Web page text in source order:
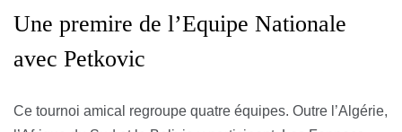
Une premire de l’Equipe Nationale
avec Petkovic
Ce tournoi amical regroupe quatre équipes. Outre l’Algérie,